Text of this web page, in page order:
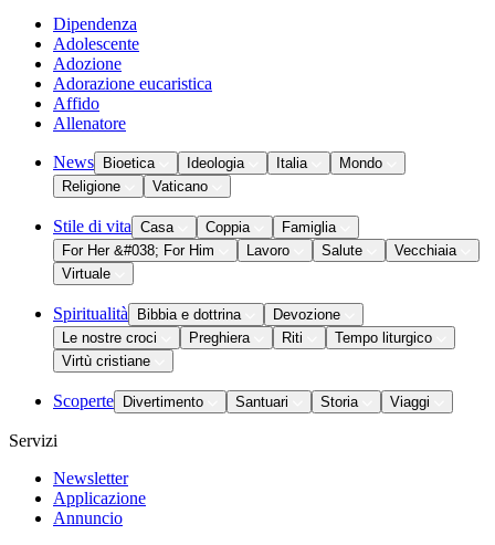
Dipendenza
Adolescente
Adozione
Adorazione eucaristica
Affido
Allenatore
News Bioetica Ideologia Italia
Mondo
Religione
Vaticano
Stile di vita Casa Coppia
Famiglia
For Her &#038; For Him
Lavoro Salute
Vecchiaia
Virtuale
Spiritualità Bibbia e dottrina
Devozione
Le nostre croci
Preghiera Riti
Tempo liturgico
Virtù cristiane
Scoperte Divertimento Santuari Storia Viaggi
Servizi
Newsletter
Applicazione
Annuncio